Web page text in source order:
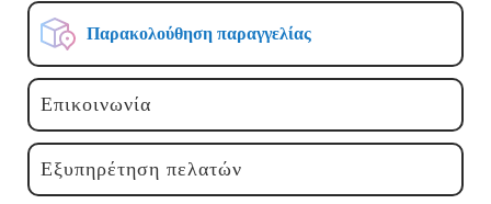
Παρακολούθηση παραγγελίας
Επικοινωνία
Εξυπηρέτηση πελατών